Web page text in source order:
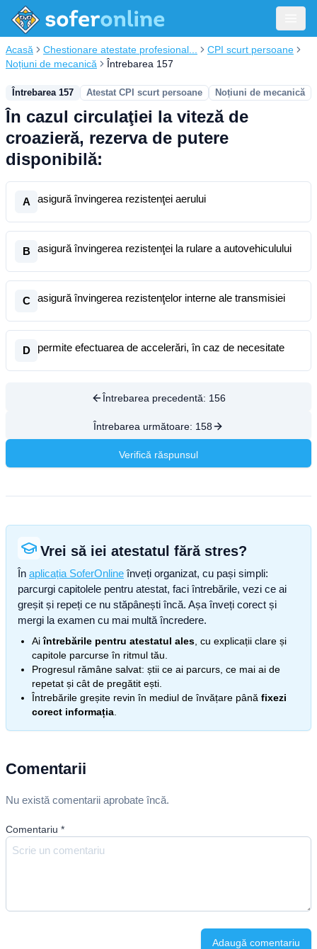
Acasă Chestionare atestate profesional...
CPI scurt persoane
Noțiuni de mecanică
Întrebarea 157
Întrebarea 157 Atestat CPI scurt persoane Noțiuni de mecanică
În cazul circulaţiei la viteză de
croazieră, rezerva de putere
disponibilă:
A asigură învingerea rezistenţei aerului
B asigură învingerea rezistenţei la rulare a autovehiculului
C asigură învingerea rezistenţelor interne ale transmisiei
D permite efectuarea de accelerări, în caz de necesitate
Întrebarea precedentă: 156
Întrebarea următoare: 158
Verifică răspunsul
Vrei să iei atestatul fără stres?
În aplicația SoferOnline înveți organizat, cu pași simpli:
parcurgi capitolele pentru atestat, faci întrebările, vezi ce ai
greșit și repeți ce nu stăpânești încă. Așa înveți corect și
mergi la examen cu mai multă încredere.
Aiîntrebările pentru atestatul ales , cu explicații clare și
capitole parcurse în ritmul tău.
Progresul rămâne salvat: știi ce ai parcurs, ce mai ai de
repetat și cât de pregătit ești.
Întrebările greșite revin în mediul de învățare până fixezi
corect informația
Comentarii
Nu există comentarii aprobate încă.
Comentariu *
Adaugă comentariu